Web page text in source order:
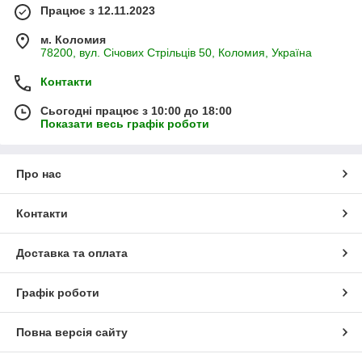
Працює з 12.11.2023
м. Коломия
78200, вул. Січових Стрільців 50, Коломия, Україна
Контакти
Сьогодні працює з 10:00 до 18:00
Показати весь графік роботи
Про нас
Контакти
Доставка та оплата
Графік роботи
Повна версія сайту